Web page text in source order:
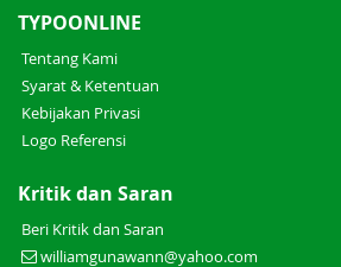
TYPOONLINE
Tentang Kami
Syarat & Ketentuan
Kebijakan Privasi
Logo Referensi
Kritik dan Saran
Beri Kritik dan Saran
williamgunawann@yahoo.com